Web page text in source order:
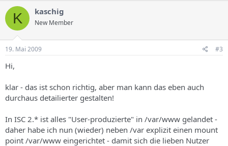
K kaschig
New Member
19. Mai 2009 #3
Hi,
klar - das ist schon richtig, aber man kann das eben auch
durchaus detailierter gestalten!
In ISC 2.* ist alles "User-produzierte" in /var/www gelandet -
daher habe ich nun (wieder) neben /var explizit einen mount
point /var/www eingerichtet - damit sich die lieben Nutzer